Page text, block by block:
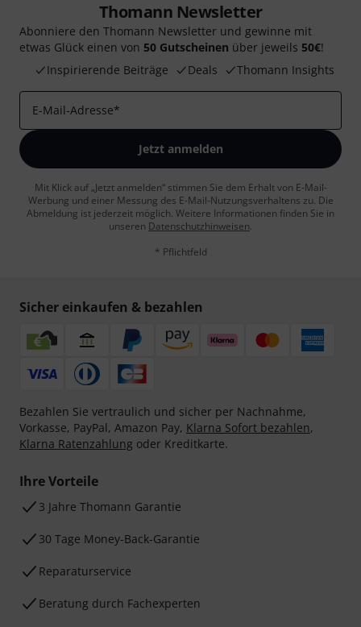
Thomann Newsletter
Abonniere den Thomann Newsletter und gewinne mit
etwas Glück einen von 50 Gutscheinen über jeweils 50€!
Inspirierende Beiträge
Deals Thomann Insights
E-Mail-Adresse*
Jetzt anmelden
Mit Klick auf „Jetzt anmelden“ stimmen Sie dem Erhalt von E-Mail-
Werbung und einer Messung des E-Mail-Nutzungsverhaltens zu. Die
Abmeldung ist jederzeit möglich. Weitere Informationen finden Sie in
unseren Datenschutzhinweisen.
* Pflichtfeld
Sicher einkaufen & bezahlen
Bezahlen Sie vertraulich und sicher per Nachnahme,
Vorkasse, PayPal, Amazon Pay, Klarna Sofort bezahlen,
Klarna Ratenzahlung oder Kreditkarte.
Ihre Vorteile
3 Jahre Thomann Garantie
30 Tage Money-Back-Garantie
Reparaturservice
Beratung durch Fachexperten